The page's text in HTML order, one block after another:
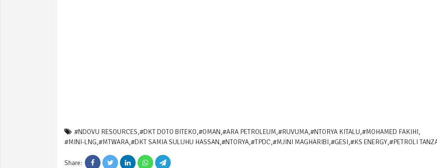
#NDOVU RESOURCES,#DKT DOTO BITEKO,#OMAN,#ARA PETROLEUM,#RUVUMA,#NTORYA KITALU,#MOHAMED FAKIHI,
#MINI-LNG,#MTWARA,#DKT SAMIA SULUHU HASSAN,#NTORYA,#TPDC,#MJINI MAGHARIBI,#GESI,#KS ENERGY,#PETROLI
Share: